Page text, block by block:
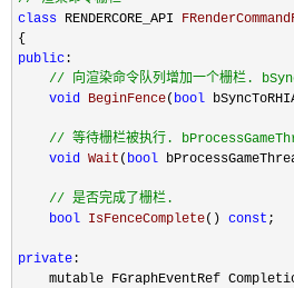
class RENDERCORE_API
public :
// 向渲染命令队列增加一个栅栏.
void BeginFence( bool
// 等待栅栏被执行.
void Wait ( bool
// 是否完成了栅栏.
bool IsFenceComplete() const ;
private :
mutable FGraphEventRef